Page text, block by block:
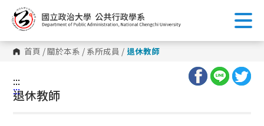
到
主
內
容 首頁 /關於本系 / 系所成員 / 退休教師
:::
:::
退休教師